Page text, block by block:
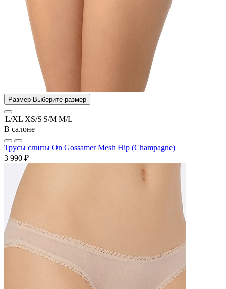
Размер Выберите размер
L/XL XS/S S/MM/L
В салоне
Трусы слипы On Gossamer Mesh Hip (Champagne)
3 990 ₽